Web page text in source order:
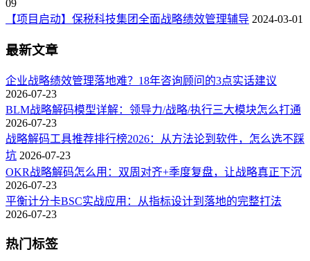
09
【项目启动】保税科技集团全面战略绩效管理辅导 2024-03-01
最新文章
企业战略绩效管理落地难？18年咨询顾问的3点实话建议
2026-07-23
BLM战略解码模型详解：领导力/战略/执行三大模块怎么打通
2026-07-23
战略解码工具推荐排行榜2026：从方法论到软件，怎么选不踩
坑 2026-07-23
OKR战略解码怎么用：双周对齐+季度复盘，让战略真正下沉
2026-07-23
平衡计分卡BSC实战应用：从指标设计到落地的完整打法
2026-07-23
热门标签